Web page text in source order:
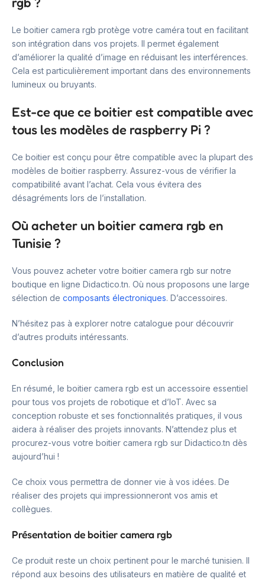
Le boitier camera rgb protège votre caméra tout en facilitant
son intégration dans vos projets. Il permet également
d’améliorer la qualité d’image en réduisant les interférences.
Cela est particulièrement important dans des environnements
lumineux ou bruyants.
Est-ce que ce boitier est compatible avec
tous les modèles de raspberry Pi ?
Ce boitier est conçu pour être compatible avec la plupart des
modèles de boitier raspberry. Assurez-vous de vérifier la
compatibilité avant l’achat. Cela vous évitera des
désagréments lors de l’installation.
Où acheter un boitier camera rgb en
Tunisie ?
Vous pouvez acheter votre boitier camera rgb sur notre
boutique en ligne Didactico.tn. Où nous proposons une large
sélection de composants électroniques. D’accessoires.
N’hésitez pas à explorer notre catalogue pour découvrir
d’autres produits intéressants.
Conclusion
En résumé, le boitier camera rgb est un accessoire essentiel
pour tous vos projets de robotique et d’IoT. Avec sa
conception robuste et ses fonctionnalités pratiques, il vous
aidera à réaliser des projets innovants. N’attendez plus et
procurez-vous votre boitier camera rgb sur Didactico.tn dès
aujourd’hui !
Ce choix vous permettra de donner vie à vos idées. De
réaliser des projets qui impressionneront vos amis et
collègues.
Présentation de boitier camera rgb
Ce produit reste un choix pertinent pour le marché tunisien. Il
répond aux besoins des utilisateurs en matière de qualité et